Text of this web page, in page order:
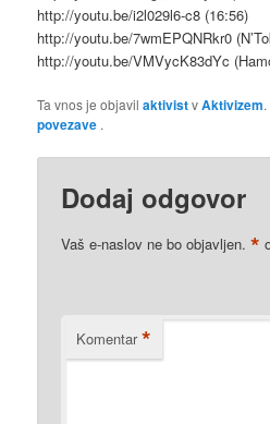
http://youtu.be/i2l029l6-c8 (16:56)
http://youtu.be/7wmEPQNRkr0
http://youtu.be/VMVycK83dYc
Ta vnos je objavilaktivistvAktivizem
povezave .
Dodaj odgovor
Vaš e-naslov ne bo objavljen. *
Komentar *